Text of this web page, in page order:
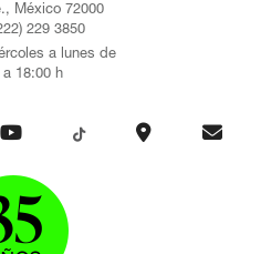
México 72000
229 3850
a lunes de
a 18:00 h